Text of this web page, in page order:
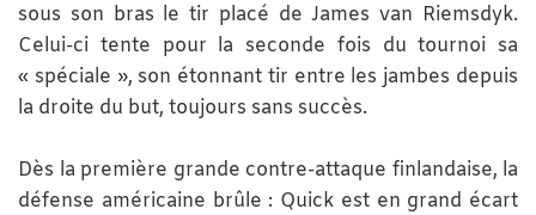
sous son bras le tir placé de James van Riemsdyk.
Celui-ci tente pour la seconde fois du tournoi sa
« spéciale », son étonnant tir entre les jambes depuis
la droite du but, toujours sans succès.
Dès la première grande contre-attaque finlandaise, la
défense américaine brûle : Quick est en grand écart